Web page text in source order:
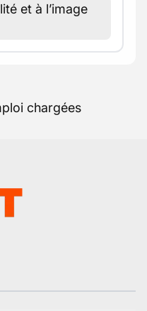
et à l’image
chargées